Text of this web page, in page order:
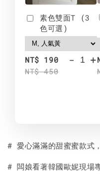
素色雙面T (3
色可選)
NT$ 190
NT$ 450
- +
# 愛心滿滿的甜蜜蜜款式
# 闆娘看著韓國歐妮現場